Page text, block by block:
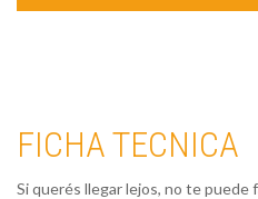
FICHA TECNICA
Si querés llegar lejos, no te puede